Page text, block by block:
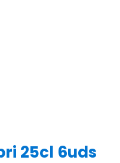
25cl 6uds